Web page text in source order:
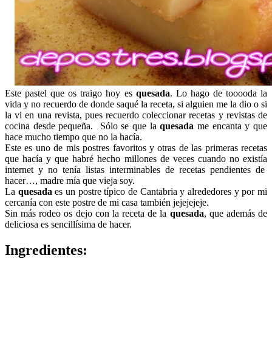
Este pastel que os traigo hoy es quesada. Lo hago de tooooda la
vida y no recuerdo de donde saqué la receta, si alguien me la dio o si
la vi en una revista, pues recuerdo coleccionar recetas y revistas de
cocina desde pequeña. Sólo se que laquesada me encanta y que
hace mucho tiempo que no la hacía.
Este es uno de mis postres favoritos y otras de las primeras recetas
que hacía y que habré hecho millones de veces cuando no existía
internet y no tenía listas interminables de recetas pendientes de
hacer…, madre mía que vieja soy.
La quesada es un postre típico de Cantabria y alrededores y por mi
cercanía con este postre de mi casa también jejejejeje.
Sin más rodeo os dejo con la receta de la quesada, que además de
deliciosa es sencillísima de hacer.
Ingredientes: